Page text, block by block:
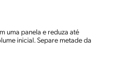
uma panela e reduza até
inicial. Separe metade da